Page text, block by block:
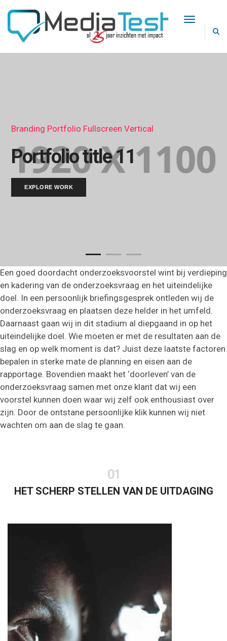
Toggle
Branding Portfolio Fullscreen Vertical
Portfolio title 11
EXPLORE WORK
Een goed doordacht onderzoeksvoorstel wint bij verdieping
en kadering van de onderzoeksvraag en het uiteindelijke
doel. In een persoonlijk briefingsgesprek ontleden wij de
onderzoeksvraag en plaatsen deze helder in het umfeld.
Daarnaast gaan wij in dit stadium al diepgaand in op het
uiteindelijke doel. Wie moeten er met de resultaten aan de
slag en op welk moment is dat? Juist deze laatste factoren
bepalen in sterke mate de planning en eisen aan de
rapportage. Bovendien maakt het ‘doorleven’ van de
onderzoeksvraag samen met onze klant dat wij een
voorstel kunnen doen waar wij zelf ook enthousiast over
zijn. Door de ontstane persoonlijke klik kunnen wij niet
wachten om aan de slag te gaan.
01
HET SCHERP STELLEN VAN DE UITDAGING